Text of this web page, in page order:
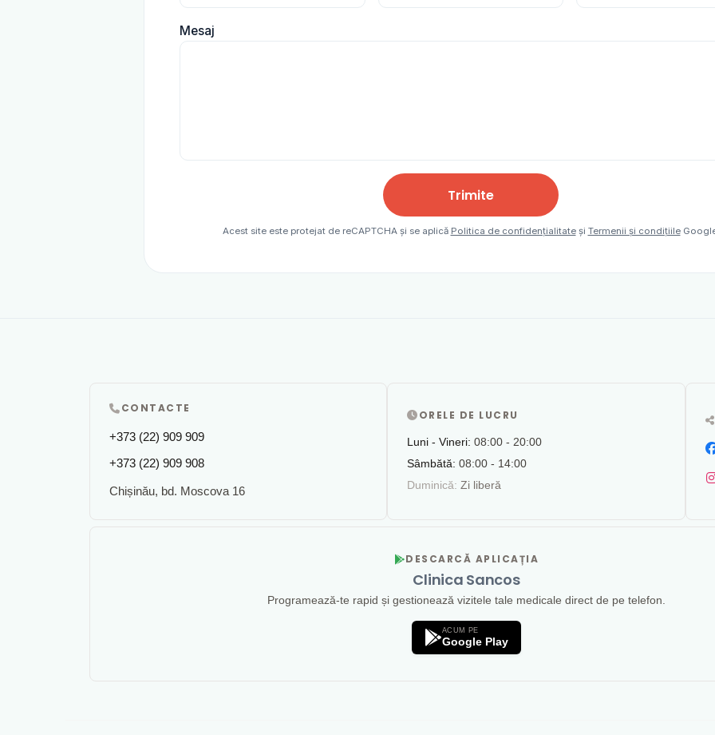
Mesaj
Trimite
Acest site este protejat de reCAPTCHA și se aplică Politica de confidențialitateși Termenii și condițiile
CONTACTE
+373 (22) 909 909
+373 (22) 909 908
Chișinău, bd. Moscova 16
ORELE DE LUCRU
Luni - Vineri: 08:00 - 20:00
Sâmbătă: 08:00 - 14:00
Duminică: Zi liberă
DESCARCĂ APLICAȚIA
Clinica Sancos
Programează-te rapid și gestionează vizitele tale medicale direct de pe telefon.
ACUM PE
Google Play